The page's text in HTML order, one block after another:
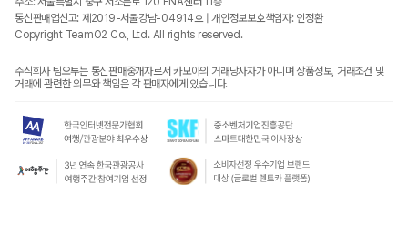
통신판매업신고: 제2019-서울강남-04914호 | 개인정보보호책임자: 인정환
Copyright TeamO2 Co., Ltd. All rights reserved.
주식회사 팀오투는 통신판매중개자로서 카모아의 거래당사자가 아니며 상품정보, 거래조건 및
거래에 관련한 의무와 책임은 각 판매자에게 있습니다.